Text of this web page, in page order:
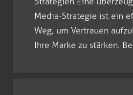
Media-Strategie ist ein
Weg, um Vertrauen
Ihre Marke zu stärken.